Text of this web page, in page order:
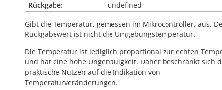
Rückgabe:
undefined
Gibt die Temperatur, gemessen im Mikrocontroller, aus.
Rückgabewert ist nicht die Umgebungstemperatur.
Die Temperatur ist lediglich proportional zur echten
und hat eine hohe Ungenauigkeit. Daher beschränkt sich
praktische Nutzen auf die Indikation von
Temperaturveränderungen.